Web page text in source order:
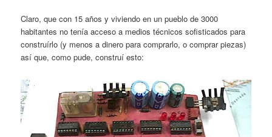
Claro, que con 15 años y viviendo en un pueblo de 3000
habitantes no tenía acceso a medios técnicos sofisticados para
construírlo (y menos a dinero para comprarlo, o comprar piezas)
así que, como pude, construí esto: